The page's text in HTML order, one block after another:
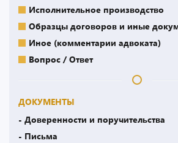
Исполнительное производство
Образцы договоров и иные
Иное (комментарии адвоката)
Вопрос / Ответ
ДОКУМЕНТЫ
- Доверенности и поручительства
- Письма